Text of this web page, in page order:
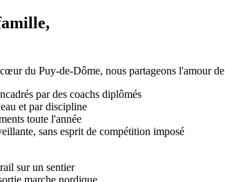
du Puy-de-Dôme, nous partageons l'amour
par des coachs diplômés
et par discipline
toute l'année
sans esprit de compétition imposé